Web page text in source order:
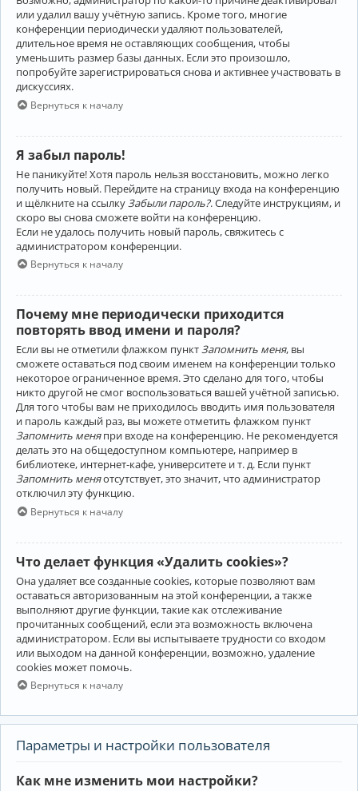
или удалил вашу учётную запись. Кроме того, многие
конференции периодически удаляют пользователей,
длительное время не оставляющих сообщения, чтобы
уменьшить размер базы данных. Если это произошло,
попробуйте зарегистрироваться снова и активнее участвовать в
дискуссиях.
Вернуться к началу
Я забыл пароль!
Не паникуйте! Хотя пароль нельзя восстановить, можно легко
получить новый. Перейдите на страницу входа на конференцию
и щёлкните на ссылку Забыли пароль?. Следуйте инструкциям, и
скоро вы снова сможете войти на конференцию.
Если не удалось получить новый пароль, свяжитесь с
администратором конференции.
Вернуться к началу
Почему мне периодически приходится
повторять ввод имени и пароля?
Если вы не отметили флажком пунктЗапомнить меня, вы
сможете оставаться под своим именем на конференции только
некоторое ограниченное время. Это сделано для того, чтобы
никто другой не смог воспользоваться вашей учётной записью.
Для того чтобы вам не приходилось вводить имя пользователя
и пароль каждый раз, вы можете отметить флажком пункт
Запомнить меняпри входе на конференцию. Не рекомендуется
делать это на общедоступном компьютере, например в
библиотеке, интернет-кафе, университете и т. д. Если пункт
Запомнить меняотсутствует, это значит, что администратор
отключил эту функцию.
Вернуться к началу
Что делает функция «Удалить cookies»?
Она удаляет все созданные cookies, которые позволяют вам
оставаться авторизованным на этой конференции, а также
выполняют другие функции, такие как отслеживание
прочитанных сообщений, если эта возможность включена
администратором. Если вы испытываете трудности со входом
или выходом на данной конференции, возможно, удаление
cookies может помочь.
Вернуться к началу
Параметры и настройки пользователя
Как мне изменить мои настройки?